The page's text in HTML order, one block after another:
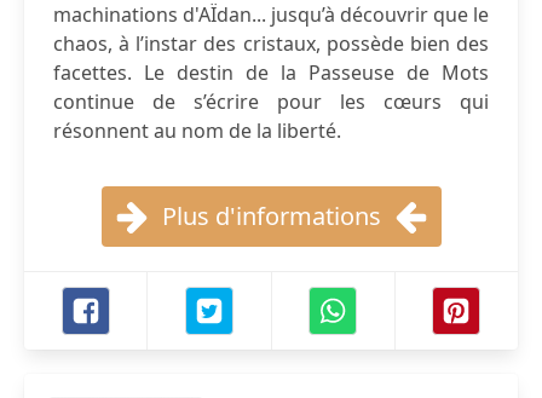
machinations d'AÏdan... jusqu’à découvrir que le
chaos, à l’instar des cristaux, possède bien des
facettes. Le destin de la Passeuse de Mots
continue de s’écrire pour les cœurs qui
résonnent au nom de la liberté.
Plus d'informations